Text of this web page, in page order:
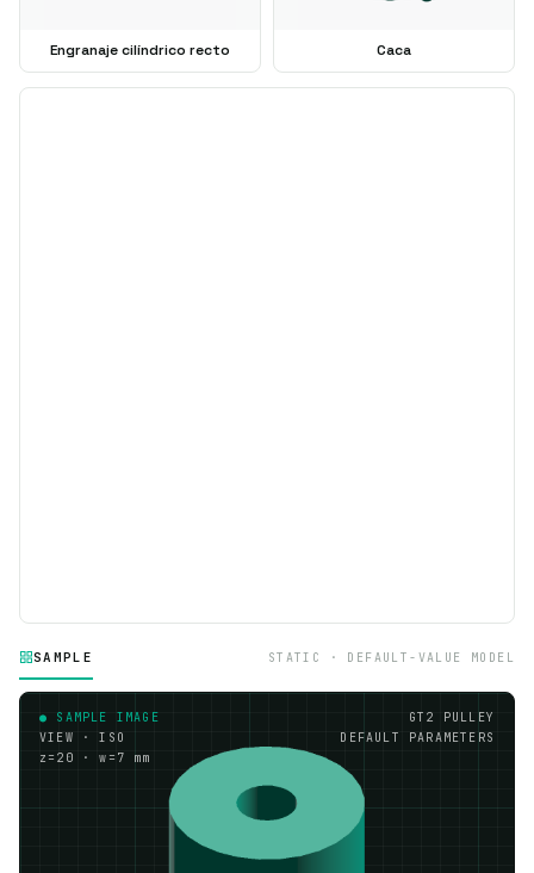
SAMPLE STATIC · DEFAULT-VALUE MODEL
● SAMPLE IMAGE
VIEW · ISO
z=20 · w=7 mm
GT2 PULLEY
DEFAULT PARAMETERS
Engranaje cilíndrico recto Caca